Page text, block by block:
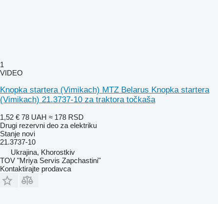
1
VIDEO
Knopka startera (Vimikach) MTZ Belarus Knopka startera
(Vimikach) 21.3737-10 za traktora točkaša
1,52 € 78 UAH ≈ 178 RSD
Drugi rezervni deo za elektriku
Stanje novi
21.3737-10
Ukrajina, Khorostkiv
TOV "Mriya Servis Zapchastini"
Kontaktirajte prodavca